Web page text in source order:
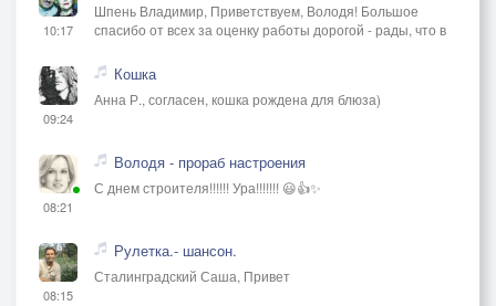
10:17
Шпень Владимир, Приветствуем, Володя! Большое
спасибо от всех за оценку работы дорогой - рады, что в
09:24
Кошка
Анна Р., согласен, кошка рождена для блюза)
08:21
Володя - прораб настроения
С днем строителя!!!!!! Ура!!!!!!! 😃👍✨
08:15
Рулетка.- шансон.
Сталинградский Саша, Привет